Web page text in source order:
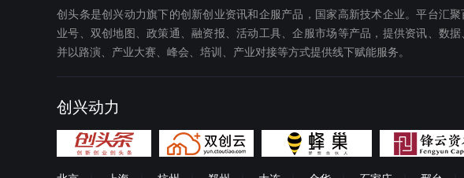
创头条是创兴动力旗下的创新创业资讯和企服产品，国家高新技术企业。平台汇
业号、双创地图、政策通、融资报、活动工具、企服市场等产品，提供资讯、数据
并以路演、产业大赛、峰会、培训、产业对接等方式提供线下赋能服务。
创兴动力